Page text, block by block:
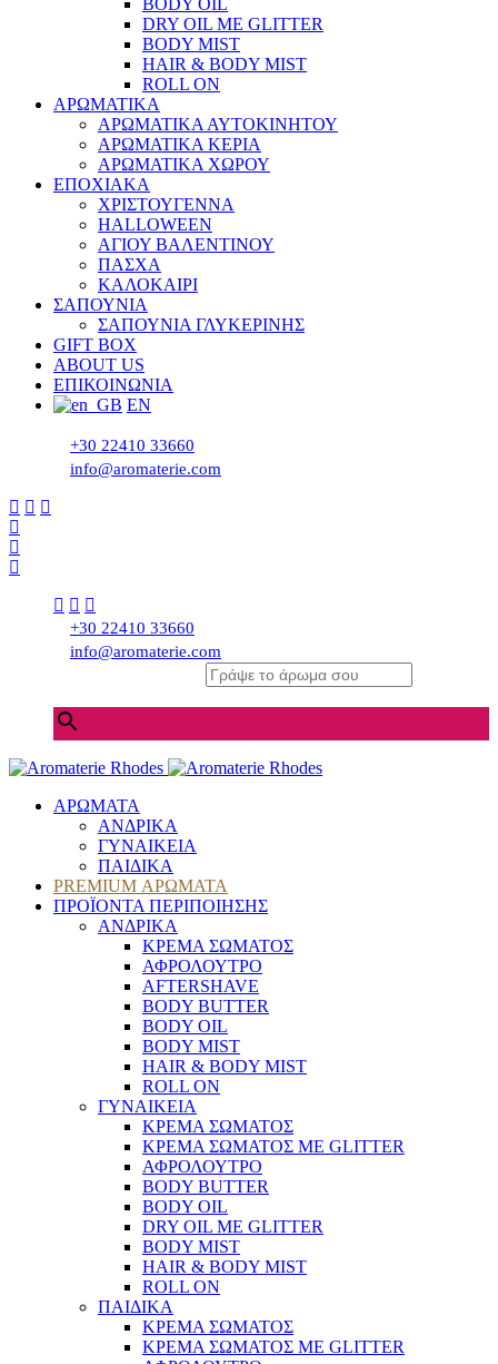
BODY OIL
DRY OIL ΜΕ GLITTER
BODY MIST
HAIR & BODY MIST
ROLL ON
ΑΡΩΜΑΤΙΚΑ
ΑΡΩΜΑΤΙΚΑ ΑΥΤΟΚΙΝΗΤΟΥ
ΑΡΩΜΑΤΙΚΑ ΚΕΡΙΑ
ΑΡΩΜΑΤΙΚΑ ΧΩΡΟΥ
ΕΠΟΧΙΑΚΑ
ΧΡΙΣΤΟΥΓΕΝΝΑ
HALLOWEEN
ΑΓΙΟΥ ΒΑΛΕΝΤΙΝΟΥ
ΠΑΣΧΑ
ΚΑΛΟΚΑΙΡΙ
ΣΑΠΟΥΝΙΑ
ΣΑΠΟΥΝΙΑ ΓΛΥΚΕΡΙΝΗΣ
GIFT BOX
ABOUT US
ΕΠΙΚΟΙΝΩΝΙΑ
EN
+30 22410 33660
info@aromaterie.com
+30 22410 33660
info@aromaterie.com
ΑΡΩΜΑΤΑ
ΑΝΔΡΙΚΑ
ΓΥΝΑΙΚΕΙΑ
ΠΑΙΔΙΚΑ
PREMIUM ΑΡΩΜΑΤΑ
ΠΡΟΪΟΝΤΑ ΠΕΡΙΠΟΙΗΣΗΣ
ΑΝΔΡΙΚΑ
ΚΡΕΜΑ ΣΩΜΑΤΟΣ
ΑΦΡΟΛΟΥΤΡΟ
AFTERSHAVE
BODY BUTTER
BODY OIL
BODY MIST
HAIR & BODY MIST
ROLL ON
ΓΥΝΑΙΚΕΙΑ
ΚΡΕΜΑ ΣΩΜΑΤΟΣ
ΚΡΕΜΑ ΣΩΜΑΤΟΣ ΜΕ GLITTER
ΑΦΡΟΛΟΥΤΡΟ
BODY BUTTER
BODY OIL
DRY OIL ΜΕ GLITTER
BODY MIST
HAIR & BODY MIST
ROLL ON
ΠΑΙΔΙΚΑ
ΚΡΕΜΑ ΣΩΜΑΤΟΣ
ΚΡΕΜΑ ΣΩΜΑΤΟΣ ΜΕ GLITTER